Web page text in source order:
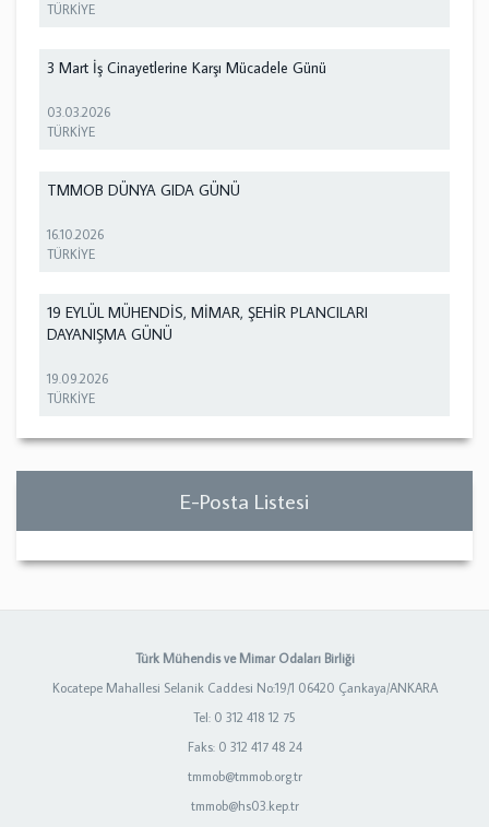
TÜRKİYE
3 Mart İş Cinayetlerine Karşı Mücadele Günü
03.03.2026
TÜRKİYE
TMMOB DÜNYA GIDA GÜNÜ
16.10.2026
TÜRKİYE
19 EYLÜL MÜHENDİS, MİMAR, ŞEHİR PLANCILARI
DAYANIŞMA GÜNÜ
19.09.2026
TÜRKİYE
E-Posta Listesi
Türk Mühendis ve Mimar Odaları Birliği
Kocatepe Mahallesi Selanik Caddesi No:19/1 06420 Çankaya/ANKARA
Tel: 0 312 418 12 75
Faks: 0 312 417 48 24
tmmob@tmmob.org.tr
tmmob@hs03.kep.tr